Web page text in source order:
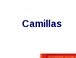
Camillas